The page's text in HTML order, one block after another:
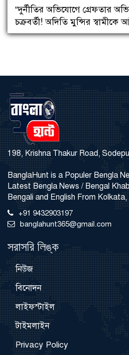
“দুর্নীতির অভিযোগে গ্রেফতার
চক্রবর্তী! অদিতি মুন্সির স্বামীকে
198, Krishna Thakur Road,
BanglaHunt is a Populer Bengla
Latest Bengla News / Bengal
Bengali and English From
+91 9432903197
banglahunt365@gmail.com
সরাসরি লিঙ্ক
নিউজ
বিনোদন
লাইফস্টাইল
টাইমলাইন
Privacy Policy